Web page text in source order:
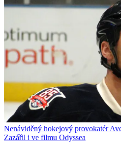
Nenáviděný hokejový provokatér
Zazářil i ve filmu Odyssea